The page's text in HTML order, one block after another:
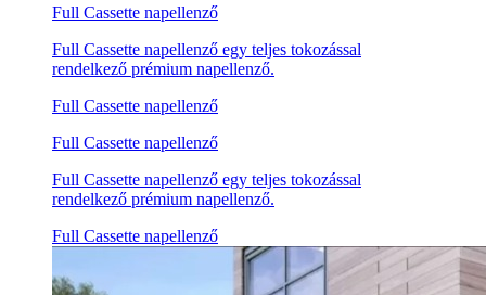
Full Cassette napellenző
Full Cassette napellenző egy teljes tokozással
rendelkező prémium napellenző.
Full Cassette napellenző
Full Cassette napellenző
Full Cassette napellenző egy teljes tokozással
rendelkező prémium napellenző.
Full Cassette napellenző